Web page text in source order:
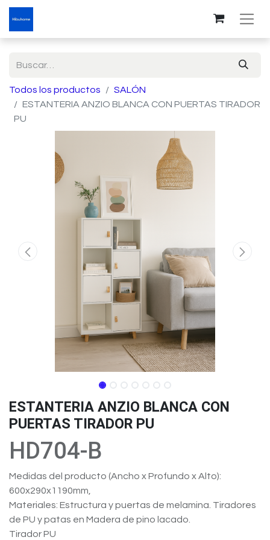
Todos los productos
SALÓN
ESTANTERIA ANZIO BLANCA CON PUERTAS TIRADOR
PU
ESTANTERIA ANZIO BLANCA CON
PUERTAS TIRADOR PU
HD704-B
Medidas del producto (Ancho x Profundo x Alto):
600x290x1190mm,
Materiales: Estructura y puertas de melamina. Tiradores
de PU y patas en Madera de pino lacado.
Tirador PU